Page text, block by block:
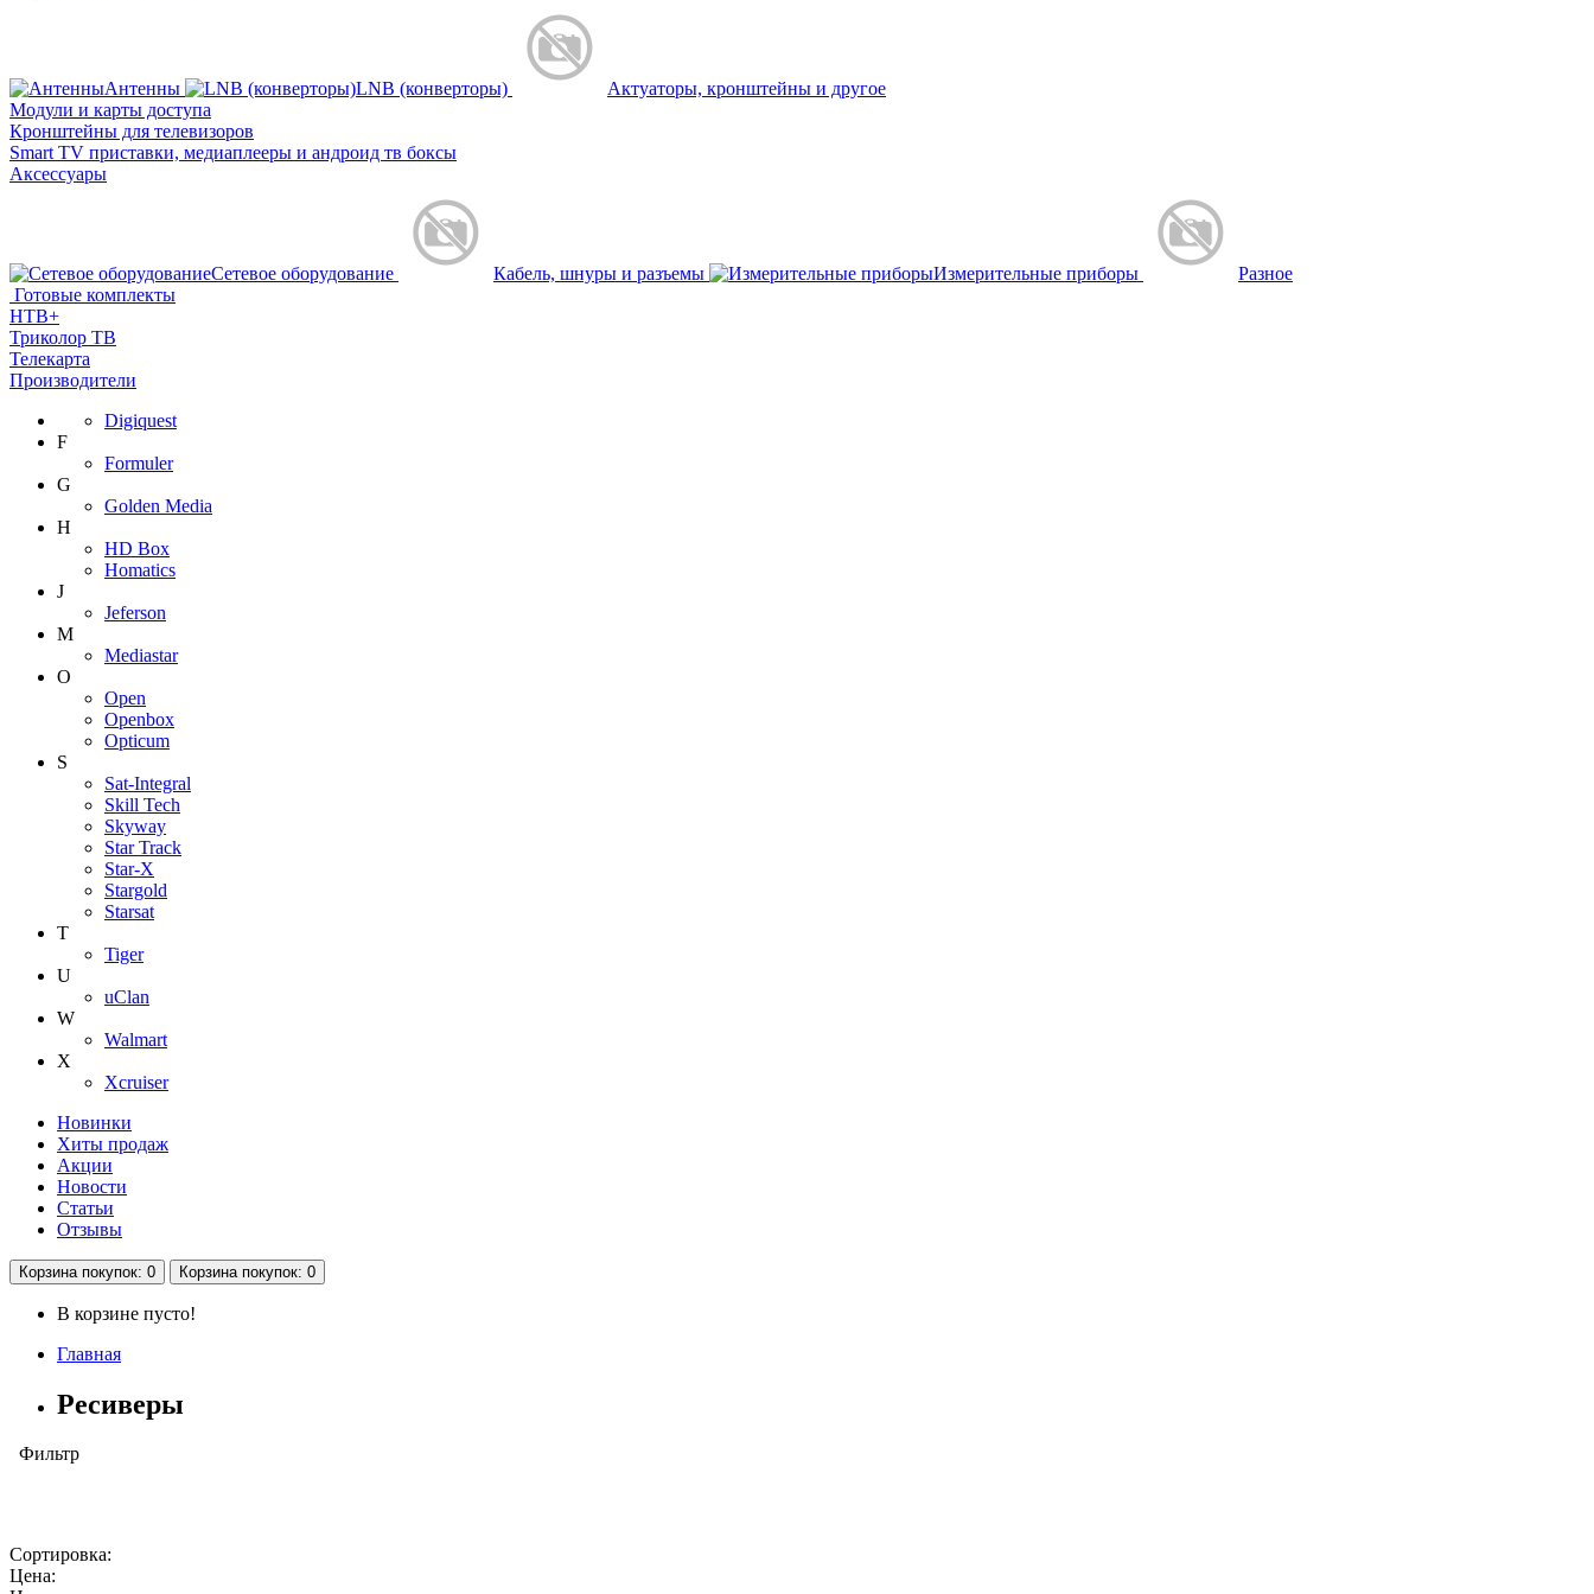
Антенны LNB (конверторы)
Актуаторы, кронштейны и другое
Модули и карты доступа
Кронштейны для телевизоров
Smart TV приставки, медиаплееры и андроид тв боксы
Аксессуары
Сетевое оборудование Кабель, шнуры и разъемы Измерительные приборы
Разное
Готовые комплекты
НТВ+
Триколор ТВ
Телекарта
Производители
Digiquest
F
Formuler
G
Golden Media
H
HD Box
Homatics
J
Jeferson
M
Mediastar
O
Open
Openbox
Opticum
S
Sat-Integral
Skill Tech
Skyway
Star Track
Star-X
Stargold
Starsat
T
Tiger
U
uClan
W
Walmart
X
Xcruiser
Новинки
Хиты продаж
Акции
Новости
Статьи
Отзывы
Корзина покупок: 0 Корзина покупок: 0
В корзине пусто!
Главная
Ресиверы
Фильтр
Сортировка:
Цена: